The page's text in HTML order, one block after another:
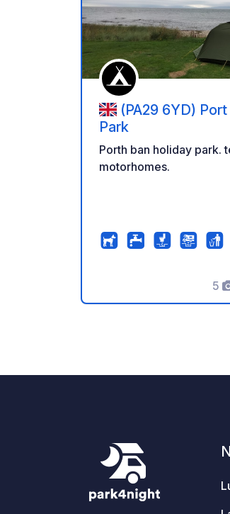
(PA29 6YD)
Park
Porth ban holiday park.
motorhomes.
5